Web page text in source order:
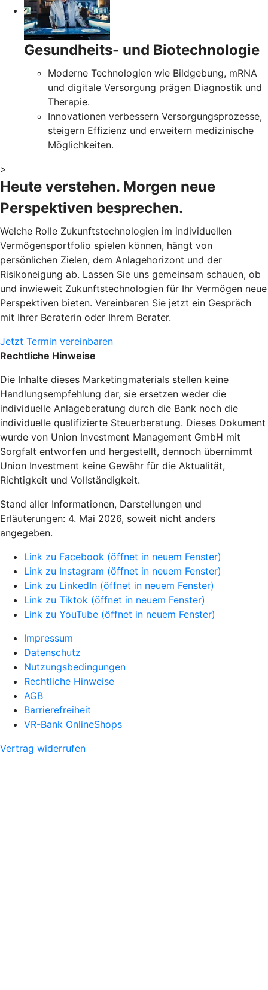
Gesundheits- und Biotechnologie
Moderne Technologien wie Bildgebung, mRNA
und digitale Versorgung prägen Diagnostik und
Therapie.
Innovationen verbessern Versorgungsprozesse,
steigern Effizienz und erweitern medizinische
Möglichkeiten.
>
Heute verstehen. Morgen neue
Perspektiven besprechen.
Welche Rolle Zukunftstechnologien im individuellen
Vermögensportfolio spielen können, hängt von
persönlichen Zielen, dem Anlagehorizont und der
Risikoneigung ab. Lassen Sie uns gemeinsam schauen, ob
und inwieweit Zukunftstechnologien für Ihr Vermögen neue
Perspektiven bieten. Vereinbaren Sie jetzt ein Gespräch
mit Ihrer Beraterin oder Ihrem Berater.
Jetzt Termin vereinbaren
Rechtliche Hinweise
Die Inhalte dieses Marketingmaterials stellen keine
Handlungsempfehlung dar, sie ersetzen weder die
individuelle Anlageberatung durch die Bank noch die
individuelle qualifizierte Steuerberatung. Dieses Dokument
wurde von Union Investment Management GmbH mit
Sorgfalt entworfen und hergestellt, dennoch übernimmt
Union Investment keine Gewähr für die Aktualität,
Richtigkeit und Vollständigkeit.
Stand aller Informationen, Darstellungen und
Erläuterungen: 4. Mai 2026, soweit nicht anders
angegeben.
Link zu Facebook (öffnet in neuem Fenster)
Link zu Instagram (öffnet in neuem Fenster)
Link zu LinkedIn (öffnet in neuem Fenster)
Link zu Tiktok (öffnet in neuem Fenster)
Link zu YouTube (öffnet in neuem Fenster)
Impressum
Datenschutz
Nutzungsbedingungen
Rechtliche Hinweise
AGB
Barrierefreiheit
VR-Bank OnlineShops
Vertrag widerrufen